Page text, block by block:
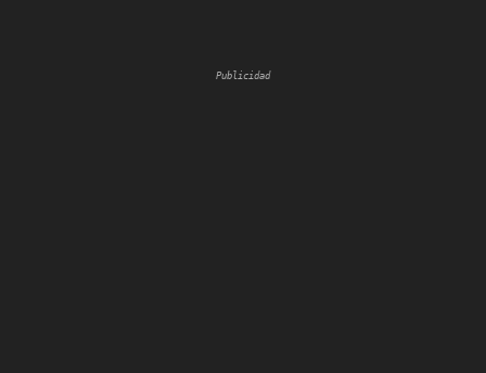
Publicidad